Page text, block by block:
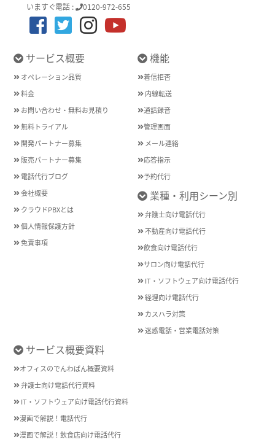
いますぐ電話 : 0120-972-655
サービス概要
オペレーション品質
料金
お問い合わせ・無料お見積り
無料トライアル
開発パートナー募集
販売パートナー募集
電話代行ブログ
会社概要
クラウドPBXとは
個人情報保護方針
免責事項
機能
着信拒否
内線転送
通話録音
管理画面
メール連絡
応答指示
予約代行
業種・利用シーン別
弁護士向け電話代行
不動産向け電話代行
飲食向け電話代行
サロン向け電話代行
IT・ソフトウェア向け電話代行
経理向け電話代行
カスハラ対策
迷惑電話・営業電話対策
サービス概要資料
オフィスのでんわばん概要資料
弁護士向け電話代行資料
IT・ソフトウェア向け電話代行資料
漫画で解説！電話代行
漫画で解説！飲食店向け電話代行